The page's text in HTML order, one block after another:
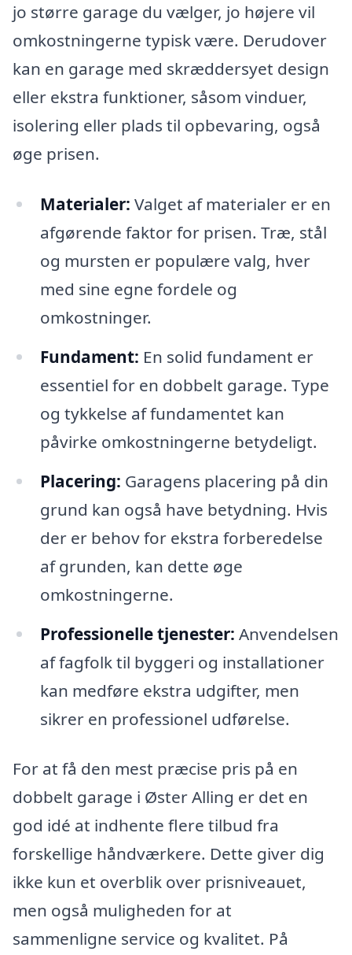
jo større garage du vælger, jo højere vil
omkostningerne typisk være. Derudover
kan en garage med skræddersyet design
eller ekstra funktioner, såsom vinduer,
isolering eller plads til opbevaring, også
øge prisen.
Materialer: Valget af materialer er en
afgørende faktor for prisen. Træ, stål
og mursten er populære valg, hver
med sine egne fordele og
omkostninger.
Fundament: En solid fundament er
essentiel for en dobbelt garage. Type
og tykkelse af fundamentet kan
påvirke omkostningerne betydeligt.
Placering: Garagens placering på din
grund kan også have betydning. Hvis
der er behov for ekstra forberedelse
af grunden, kan dette øge
omkostningerne.
Professionelle tjenester: Anvendelsen
af fagfolk til byggeri og installationer
kan medføre ekstra udgifter, men
sikrer en professionel udførelse.
For at få den mest præcise pris på en
dobbelt garage i Øster Alling er det en
god idé at indhente flere tilbud fra
forskellige håndværkere. Dette giver dig
ikke kun et overblik over prisniveauet,
men også muligheden for at
sammenligne service og kvalitet. På